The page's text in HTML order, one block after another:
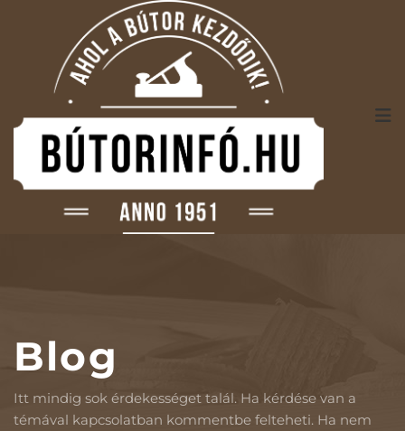
Blog
Itt mindig sok érdekességet talál. Ha kérdése van a
témával kapcsolatban kommentbe felteheti. Ha nem